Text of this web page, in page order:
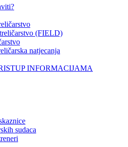
(FIELD)
natjecanja
INFORMACIJAMA
sudaca